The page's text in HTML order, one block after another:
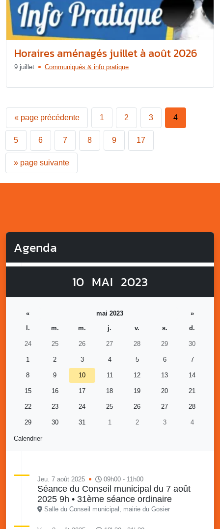
Horaires aménagés juillet à août 2026
9 juillet Communiqués & info pratique
« page précédente 1 2 3 4
5 6 7 8 9 17
» page suivante
Agenda
10 MAI 2023
Calendrier
« mai 2023
»
l.
m. m. j. v. s. d.
24 25 26 27 28 29 30
1 2 3 4 5 6 7
8 9 10 11 12 13 14
15 16 17 18 19 20 21
22 23 24 25 26 27 28
29 30 31 1 2 3 4
Jeu. 7 août 2025 09h00 - 11h00
Séance du Conseil municipal du 7 août
2025 9h • 31ème séance ordinaire
Salle du Conseil municipal, mairie du Gosier